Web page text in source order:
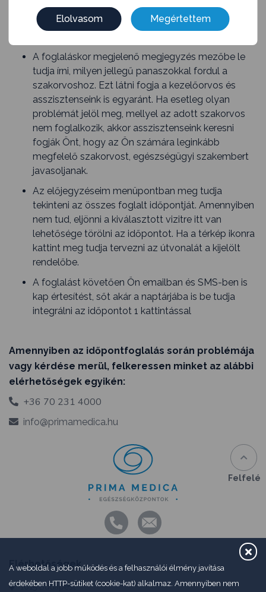
Elolvasom Megértettem
A weboldal a jobb működés és a felhasználói élmény javítása
érdekében HTTP-sütiket (cookie-kat) alkalmaz. Amennyiben nem
hogy az adott Orvosnál, milyen típusú konzultáció
vehető igénybe. Itt lehetőség van személyes,
A foglaláskor megjelenő megjegyzés mezőbe le
tudja írni, milyen jellegű panaszokkal fordul a
szakorvoshoz. Ezt látni fogja a kezelőorvos és
asszisztenseink is egyaránt. Ha esetleg olyan
problémát jelöl meg, mellyel az adott szakorvos
nem foglalkozik, akkor asszisztenseink keresni
fogják Önt, hogy az Ön számára leginkább
megfelelő szakorvost, egészségügyi szakembert
javasoljanak.
Az előjegyzéseim menüpontban meg tudja
tekinteni az összes foglalt időpontját. Amennyiben
nem tud, eljönni a kiválasztott vizitre itt van
lehetősége törölni az időpontot. Ha a térkép ikonra
kattint meg tudja tervezni az útvonalát a kijelölt
rendelőbe.
A foglalást követően Ön emailban és SMS-ben is
kap értesítést, sőt akár a naptárjába is be tudja
integrálni az időpontot 1 kattintással
Amennyiben az időpontfoglalás során problémája
vagy kérdése merül, felkeressen minket az alábbi
elérhetőségek egyikén:
+36 70 231 4000
info@primamedica.hu
Elérhetőségek
1015 Budapest
Felfelé